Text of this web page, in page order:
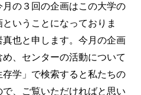
の３回の企画はこの大学の
いうことになっておりま
也と申します。今月の企画
、センターの活動について
学」で検索すると私たちの
、ご覧いただければと思い